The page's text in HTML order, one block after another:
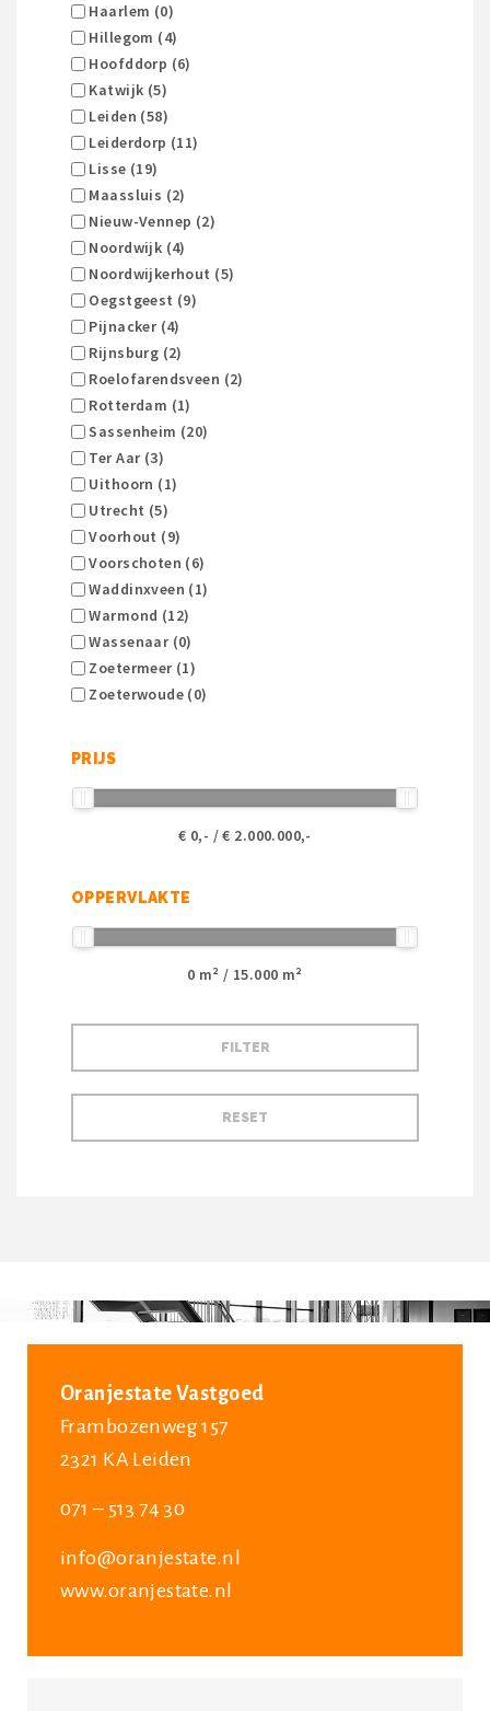
Haarlem (0)
Hillegom (4)
Hoofddorp (6)
Katwijk (5)
Leiden (58)
Leiderdorp (11)
Lisse (19)
Maassluis (2)
Nieuw-Vennep (2)
Noordwijk (4)
Noordwijkerhout (5)
Oegstgeest (9)
Pijnacker (4)
Rijnsburg (2)
Roelofarendsveen (2)
Rotterdam (1)
Sassenheim (20)
Ter Aar (3)
Uithoorn (1)
Utrecht (5)
Voorhout (9)
Voorschoten (6)
Waddinxveen (1)
Warmond (12)
Wassenaar (0)
Zoetermeer (1)
Zoeterwoude (0)
PRIJS
€ 0,- / € 2.000.000,-
OPPERVLAKTE
0 m² / 15.000 m²
Oranjestate Vastgoed
Frambozenweg 157
2321 KA Leiden
071 – 513 74 30
info@oranjestate.nl
www.oranjestate.nl